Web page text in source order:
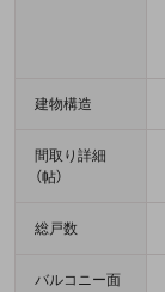
建物構造
間取り詳細
（帖）
総戸数
バルコニー面